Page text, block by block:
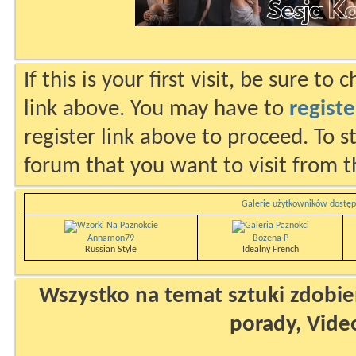
If this is your first visit, be sure to
link above. You may have to
register link above to proceed. To
forum that you want to visit from
Galerie użytkowników
Annamon79
Russian Style
Bożena P
Idealny French
Wszystko na temat sztuki
porady,